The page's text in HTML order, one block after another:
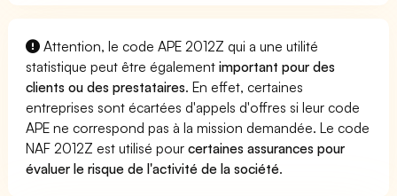
Attention, le code APE 2012Z qui a une utilité
statistique peut être égalementimportant pour des
clients ou des prestataires. En effet, certaines
entreprises sont écartées d'appels d'offres si leur code
APE ne correspond pas à la mission demandée. Le code
NAF 2012Z est utilisé pourcertaines assurances pour
évaluer le risque de l'activité de la société.